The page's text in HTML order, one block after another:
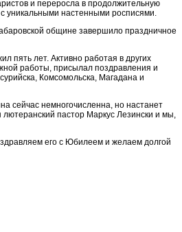
и переросла в продолжительную
уникальными настенными росписями.
общине завершило праздничное
пять лет. Активно работая в других
работы, присылал поздравления и
Комсомольска, Магадана и
сейчас немногочисленна, но настанет
пастор Маркус Лезински и мы,
его с Юбилеем и желаем долгой